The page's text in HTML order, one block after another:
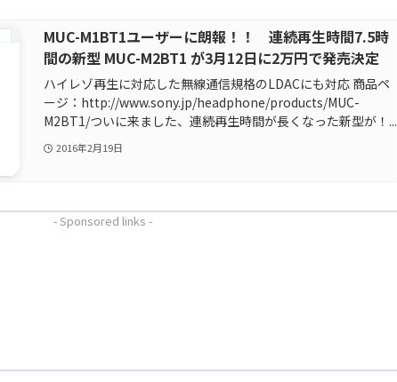
MUC-M1BT1ユーザーに朗報！！ 連続再生時間7.5時
間の新型 MUC-M2BT1 が3月12日に2万円で発売決定
ハイレゾ再生に対応した無線通信規格のLDACにも対応 商品ペ
ージ：http://www.sony.jp/headphone/products/MUC-
M2BT1/ついに来ました、連続再生時間が長くなった新型が！...
2016年2月19日
- Sponsored links -